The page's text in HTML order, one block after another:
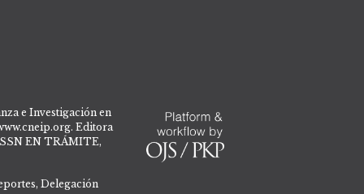
e Investigación en
Editora
EN TRÁMITE,
Delegación